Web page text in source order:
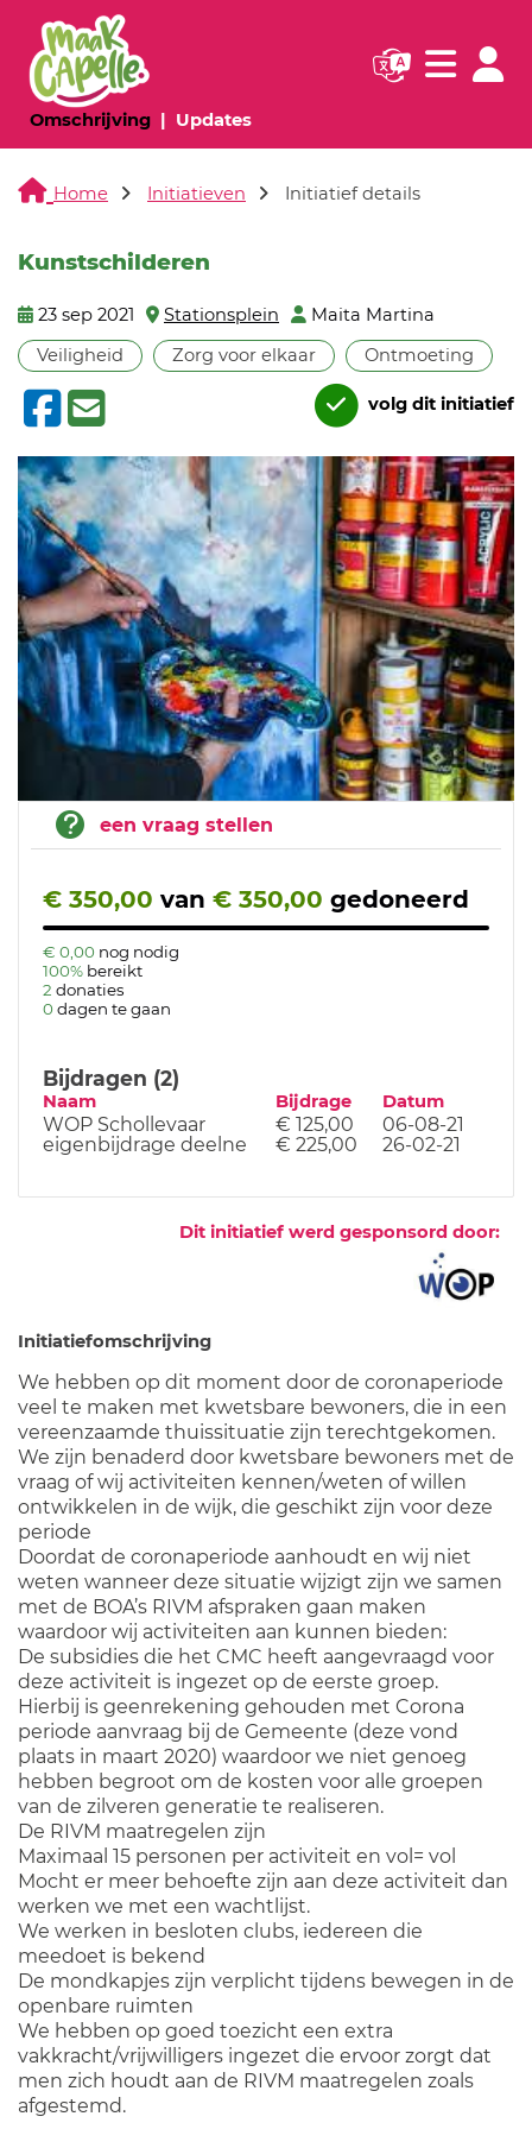
Omschrijving(huidige pagina)
Updates(huidige pagina)
Navigatie
Home Initiatieven Initiatief details
Kunstschilderen
23 sep 2021 Stationsplein
Maita Martina
Veiligheid
Zorg voor elkaar Ontmoeting
volg dit initiatief
een vraag stellen
€ 350,00 van € 350,00 gedoneerd
€ 0,00 nog nodig
100% bereikt
2 donaties
0 dagen te gaan
Bijdragen (2)
Naam Bijdrage Datum
WOP Schollevaar € 125,00
06-08-21
eigenbijdrage deelne
€ 225,00 26-02-21
Dit initiatief werd gesponsord door:
Initiatiefomschrijving
We hebben op dit moment door de coronaperiode
veel te maken met kwetsbare bewoners, die in een
vereenzaamde thuissituatie zijn terechtgekomen.
We zijn benaderd door kwetsbare bewoners met de
vraag of wij activiteiten kennen/weten of willen
ontwikkelen in de wijk, die geschikt zijn voor deze
periode
Doordat de coronaperiode aanhoudt en wij niet
weten wanneer deze situatie wijzigt zijn we samen
met de BOA’s RIVM afspraken gaan maken
waardoor wij activiteiten aan kunnen bieden:
De subsidies die het CMC heeft aangevraagd voor
deze activiteit is ingezet op de eerste groep.
Hierbij is geenrekening gehouden met Corona
periode aanvraag bij de Gemeente (deze vond
plaats in maart 2020) waardoor we niet genoeg
hebben begroot om de kosten voor alle groepen
van de zilveren generatie te realiseren.
De RIVM maatregelen zijn
Maximaal 15 personen per activiteit en vol= vol
Mocht er meer behoefte zijn aan deze activiteit dan
werken we met een wachtlijst.
We werken in besloten clubs, iedereen die
meedoet is bekend
De mondkapjes zijn verplicht tijdens bewegen in de
openbare ruimten
We hebben op goed toezicht een extra
vakkracht/vrijwilligers ingezet die ervoor zorgt dat
men zich houdt aan de RIVM maatregelen zoals
afgestemd.